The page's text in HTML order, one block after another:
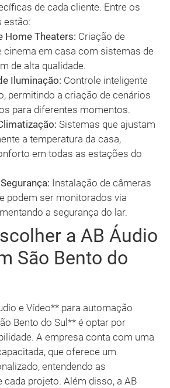
de cada cliente. Entre os
estão:
Home Theaters: Criação de
cinema em casa com sistemas de
de alta qualidade.
Iluminação: Controle inteligente
permitindo a criação de cenários
para diferentes momentos.
Sistemas que ajustam
a temperatura da casa,
em todas as estações do
Instalação de câmeras
podem ser monitorados via
a segurança do lar.
a AB Áudio
São Bento do
e Vídeo** para automação
Bento do Sul** é optar por
A empresa conta com uma
que oferece um
entendendo as
cada projeto. Além disso, a AB